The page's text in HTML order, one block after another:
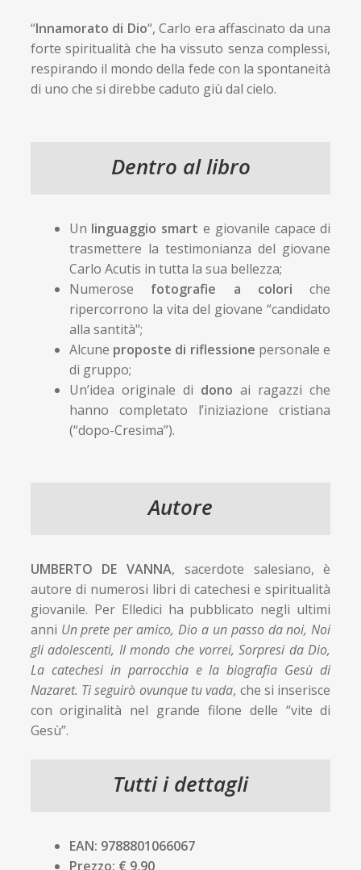
“Innamorato di Dio“, Carlo era affascinato da una
forte spiritualità che ha vissuto senza complessi,
respirando il mondo della fede con la spontaneità
di uno che si direbbe caduto giù dal cielo.
Dentro al libro
Un linguaggio smart e giovanile capace di
trasmettere la testimonianza del giovane
Carlo Acutis in tutta la sua bellezza;
Numerose fotografie a colori che
ripercorrono la vita del giovane “candidato
alla santità";
Alcune proposte di riflessione personale e
di gruppo;
Un’idea originale di dono ai ragazzi che
hanno completato l’iniziazione cristiana
(“dopo-Cresima”).
Autore
UMBERTO DE VANNA, sacerdote salesiano, è
autore di numerosi libri di catechesi e spiritualità
giovanile. Per Elledici ha pubblicato negli ultimi
anni Un prete per amico, Dio a un passo da noi, Noi
gli adolescenti, Il mondo che vorrei, Sorpresi da Dio,
La catechesi in parrocchia e la biografia Gesù di
Nazaret. Tiseguirò ovunque tu vada, che si inserisce
con originalità nel grande filone delle “vite di
Gesù”.
Tutti i dettagli
EAN: 9788801066067
Prezzo: € 9,90